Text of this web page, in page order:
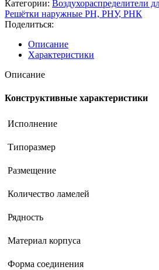
Категории: Воздухораспределители
Решётки наружные РН, РНУ, РНК
Поделиться:
Описание
Характеристики
Описание
Конструктивные характеристики
Исполнение
Типоразмер
Размещение
Количество ламелей
Рядность
Материал корпуса
Форма соединения